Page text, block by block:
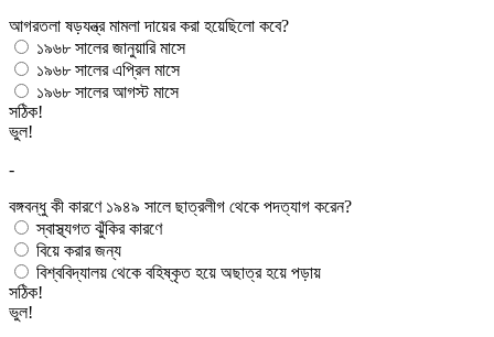
আগরতলা ষড়যন্ত্র মামলা দায়ের করা হয়েছিলো কবে?
১৯৬৮ সালের জানুয়ারি মাসে
১৯৬৮ সালের এপ্রিল মাসে
১৯৬৮ সালের আগস্ট মাসে
সঠিক!
ভুল!
-
বঙ্গবন্ধু কী কারণে ১৯৪৯ সালে ছাত্রলীগ থেকে পদত্যাগ করেন?
স্বাস্থ্যগত ঝুঁকির কারণে
বিয়ে করার জন্য
বিশ্ববিদ্যালয় থেকে বহিষ্কৃত হয়ে অছাত্র হয়ে পড়ায়
সঠিক!
ভুল!